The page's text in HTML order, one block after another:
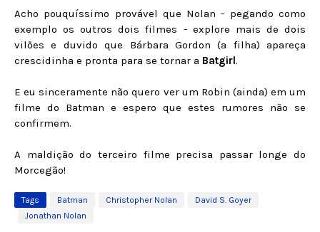
Acho pouquíssimo provável que Nolan - pegando como
exemplo os outros dois filmes - explore mais de dois
vilões e duvido que Bárbara Gordon (a filha) apareça
crescidinha e pronta para se tornar a Batgirl.
E eu sinceramente não quero ver um Robin (ainda) em um
filme do Batman e espero que estes rumores não se
confirmem.
A maldição do terceiro filme precisa passar longe do
Morcegão!
Tags Batman Christopher Nolan
David S. Goyer
Jonathan Nolan